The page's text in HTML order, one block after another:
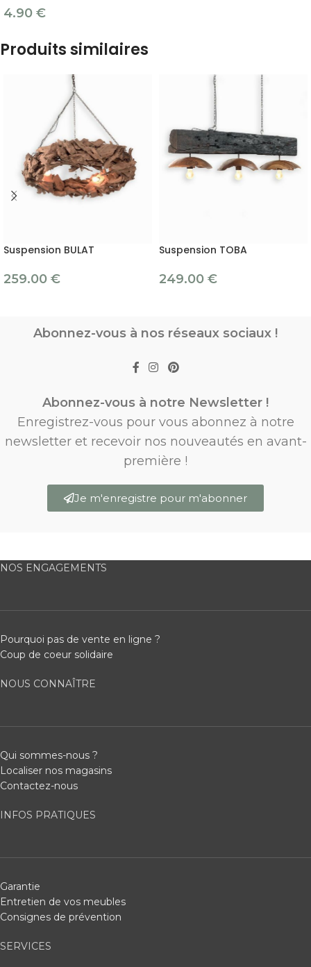
4.90 €
Produits similaires
Suspension BULAT
259.00 €
Suspension TOBA
249.00 €
Abonnez-vous à nos réseaux sociaux !
Abonnez-vous à notre Newsletter !
Enregistrez-vous pour vous abonnez à notre
newsletter et recevoir nos nouveautés en avant-
première !
Je m'enregistre pour m'abonner
NOS ENGAGEMENTS
Pourquoi pas de vente en ligne ?
Coup de coeur solidaire
NOUS CONNAÎTRE
Qui sommes-nous ?
Localiser nos magasins
Contactez-nous
INFOS PRATIQUES
Garantie
Entretien de vos meubles
Consignes de prévention
SERVICES